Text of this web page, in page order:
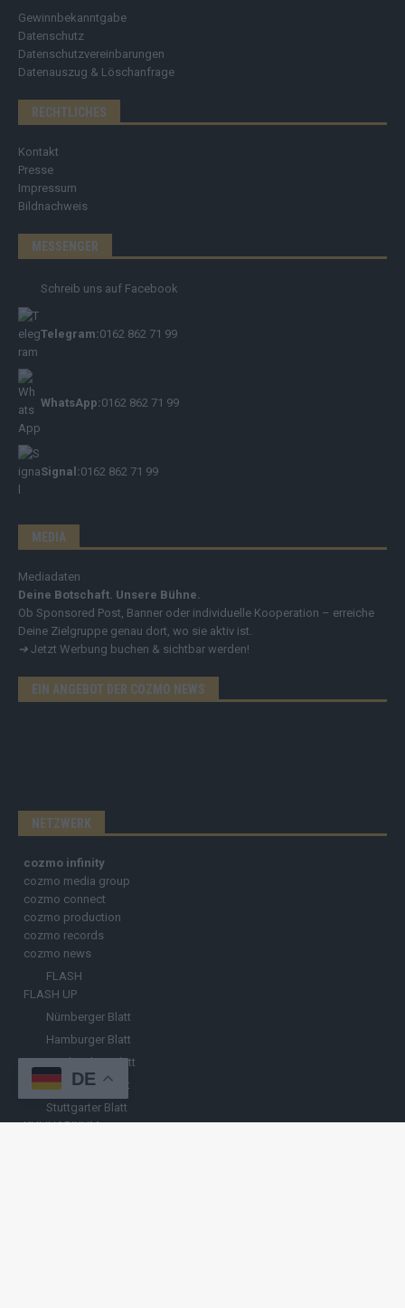
Gewinnbekanntgabe
Datenschutz
Datenschutzvereinbarungen
Datenauszug & Löschanfrage
RECHTLICHES
Kontakt
Presse
Impressum
Bildnachweis
MESSENGER
Schreib uns auf Facebook
Telegram:0162 862 71 99
WhatsApp:0162 862 71 99
Signal:0162 862 71 99
MEDIA
Mediadaten
Deine Botschaft. Unsere Bühne.
Ob Sponsored Post, Banner oder individuelle Kooperation – erreiche
Deine Zielgruppe genau dort, wo sie aktiv ist.
➔ Jetzt Werbung buchen & sichtbar werden!
EIN ANGEBOT DER COZMO NEWS
NETZWERK
cozmo infinity
cozmo media group
cozmo connect
cozmo production
cozmo records
cozmo news
FLASH
FLASH UP
Nürnberger Blatt
Hamburger Blatt
Fränkisches Blatt
Münchener Blatt
Stuttgarter Blatt
KULINARIKUM.
DE